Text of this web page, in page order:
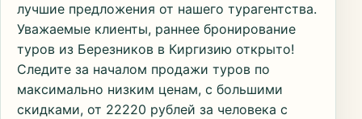
лучшие предложения от нашего турагентства.
Уважаемые клиенты, раннее бронирование
туров из Березников в Киргизию открыто!
Следите за началом продажи туров по
максимально низким ценам, с большими
скидками, от 22220 рублей за человека с